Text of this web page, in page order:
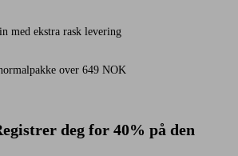
med ekstra rask levering
over 649 NOK
deg for 40% på den